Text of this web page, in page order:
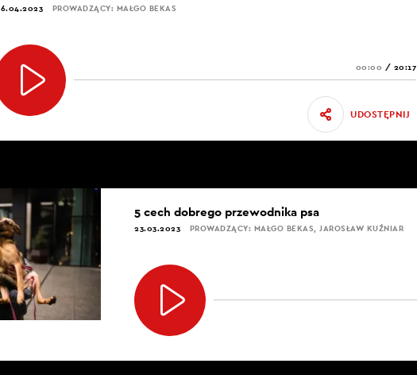
PROWADZĄCY: MAŁGO BEKAS
00:00 / 20:17
UDOSTĘPNIJ
5 cech dobrego przewodnika psa
23.03.2023 PROWADZĄCY: MAŁGO BEKAS, JAROSŁAW KUŹNIAR